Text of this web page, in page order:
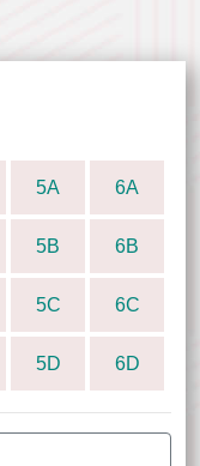
5A 6A
5B 6B
5C 6C
5D 6D